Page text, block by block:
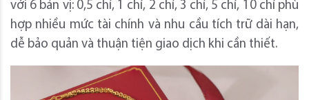
với 6 bản vị: 0,5 chỉ, 1 chỉ, 2 chỉ, 3 chỉ, 5 chỉ, 10 chỉ phù
hợp nhiều mức tài chính và nhu cầu tích trữ dài hạn,
dễ bảo quản và thuận tiện giao dịch khi cần thiết.